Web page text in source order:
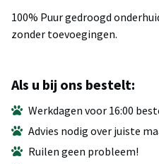
100% Puur gedroogd
zonder toevoegingen.
Als u bij ons bestelt:
Werkdagen voor 16:00
Advies nodig over juiste
Ruilen geen probleem!